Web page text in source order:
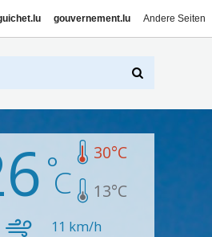
gouvernement.lu Andere Seiten
30°C
13°C
11 km/h